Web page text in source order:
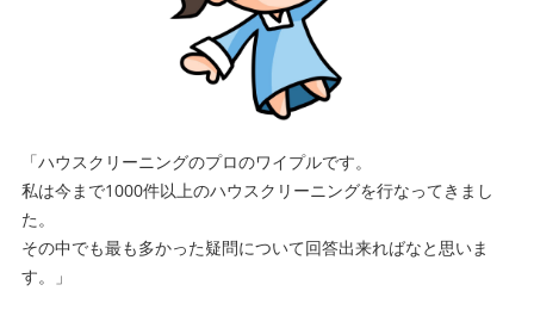
「ハウスクリーニングのプロのワイプルです。
私は今まで1000件以上のハウスクリーニングを行なってきまし
た。
その中でも最も多かった疑問について回答出来ればなと思いま
す。」